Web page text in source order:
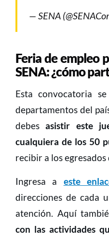
— SENA
Feria de empleo
SENA: ¿cómo
Esta convocatoria
departamentos del
debesasistir este
cualquiera de los 50
recibir a los egresados
Ingresa a este
direcciones de cada
atención. Aquí
con las actividades